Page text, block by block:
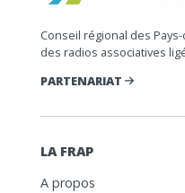
Conseil régional des
des radios associatives
PARTENARIAT
LA FRAP
A propos